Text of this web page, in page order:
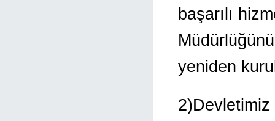
başarılı
yeniden
2)Devletimiz